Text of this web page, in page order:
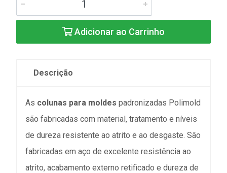
Adicionar ao Carrinho
Descrição
As colunas para moldes padronizadas Polimold
são fabricadas com material, tratamento e níveis
de dureza resistente ao atrito e ao desgaste. São
fabricadas em aço de excelente resistência ao
atrito, acabamento externo retificado e dureza de